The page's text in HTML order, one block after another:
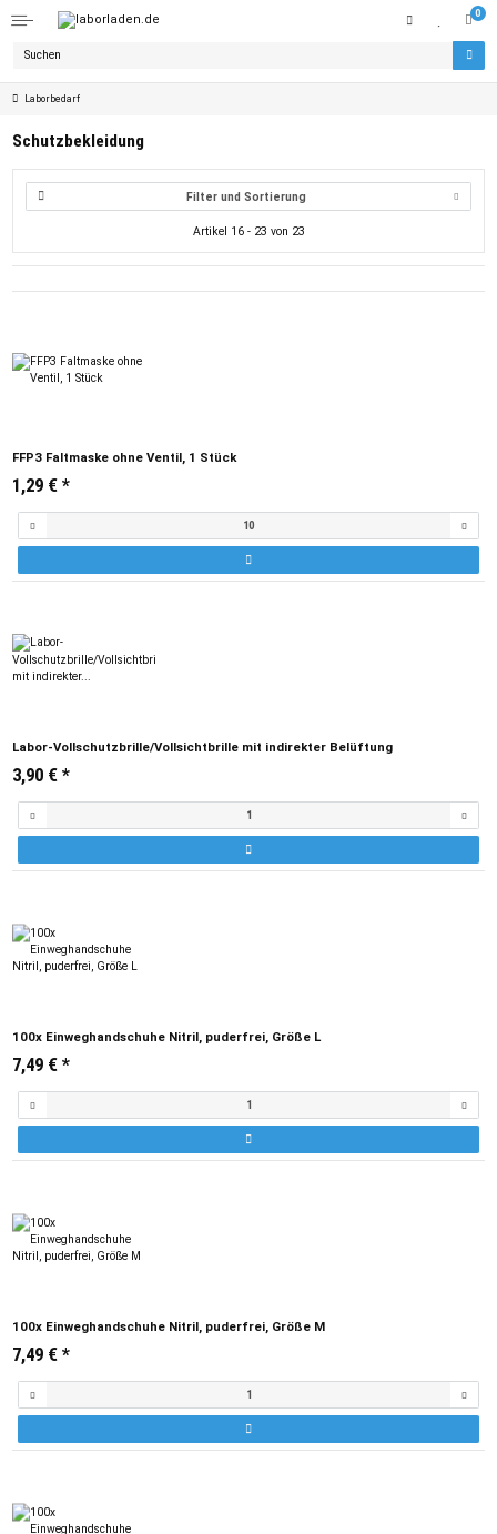
0
Laborbedarf
Schutzbekleidung
Filter und Sortierung
Artikel 16 - 23 von 23
FFP3 Faltmaske ohne Ventil, 1 Stück
1,29 € *
Labor-Vollschutzbrille/Vollsichtbrille mit indirekter Belüftung
3,90 € *
100x Einweghandschuhe Nitril, puderfrei, Größe L
7,49 € *
100x Einweghandschuhe Nitril, puderfrei, Größe M
7,49 € *